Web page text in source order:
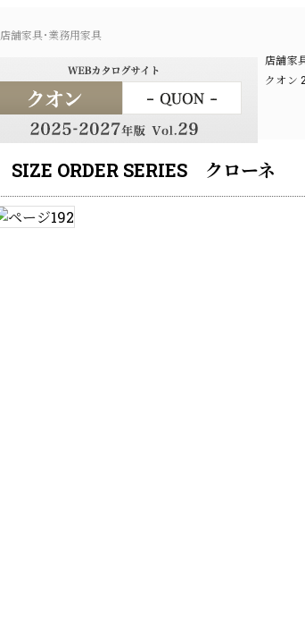
店舗家具･業務用家具
店舗家
クオン
SIZE ORDER SERIES クローネ